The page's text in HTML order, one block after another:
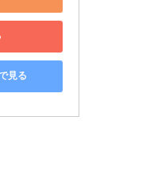
見る